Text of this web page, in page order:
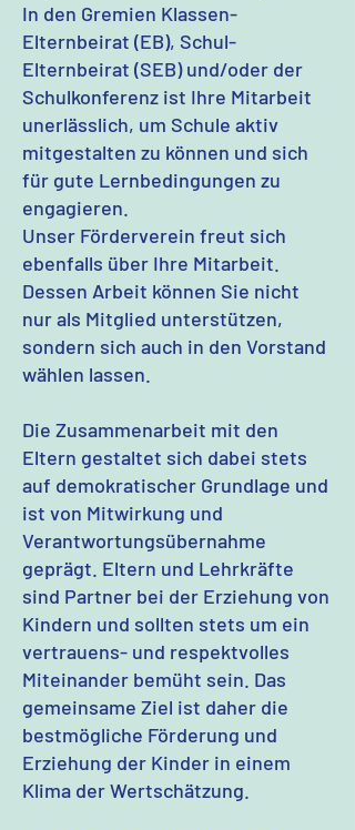
In den Gremien Klassen-
Elternbeirat (EB), Schul-
Elternbeirat (SEB) und/oder der
Schulkonferenz ist Ihre Mitarbeit
unerlässlich, um Schule aktiv
mitgestalten zu können und sich
für gute Lernbedingungen zu
engagieren.
Unser Förderverein freut sich
ebenfalls über Ihre Mitarbeit.
Dessen Arbeit können Sie nicht
nur als Mitglied unterstützen,
sondern sich auch in den Vorstand
wählen lassen.
Die Zusammenarbeit mit den
Eltern gestaltet sich dabei stets
auf demokratischer Grundlage und
ist von Mitwirkung und
Verantwortungsübernahme
geprägt. Eltern und Lehrkräfte
sind Partner bei der Erziehung von
Kindern und sollten stets um ein
vertrauens- und respektvolles
Miteinander bemüht sein. Das
gemeinsame Ziel ist daher die
bestmögliche Förderung und
Erziehung der Kinder in einem
Klima der Wertschätzung.